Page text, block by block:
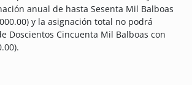
anual de hasta Sesenta Mil Balboas
y la asignación total no podrá
Doscientos Cincuenta Mil Balboas con